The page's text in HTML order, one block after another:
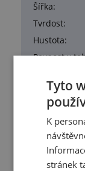
Šířka:
Tvrdost:
Hustota:
Pevnost v
Materiál:
Pracovní
Barva:
Hmotnost:
Tyto
K
stránek